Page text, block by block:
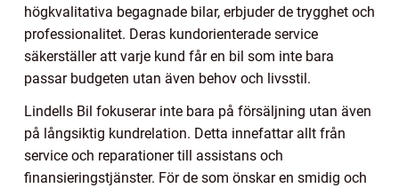
högkvalitativa begagnade bilar, erbjuder de trygghet och
professionalitet. Deras kundorienterade service
säkerställer att varje kund får en bil som inte bara
passar budgeten utan även behov och livsstil.
Lindells Bil fokuserar inte bara på försäljning utan även
på långsiktig kundrelation. Detta innefattar allt från
service och reparationer till assistans och
finansieringstjänster. För de som önskar en smidig och